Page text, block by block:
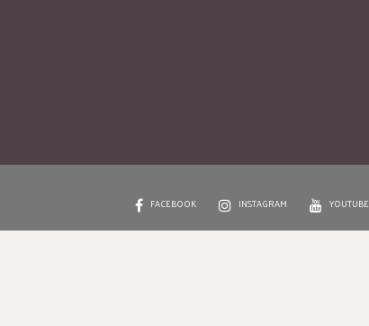
FACEBOOK INSTAGRAM YOUTUBE